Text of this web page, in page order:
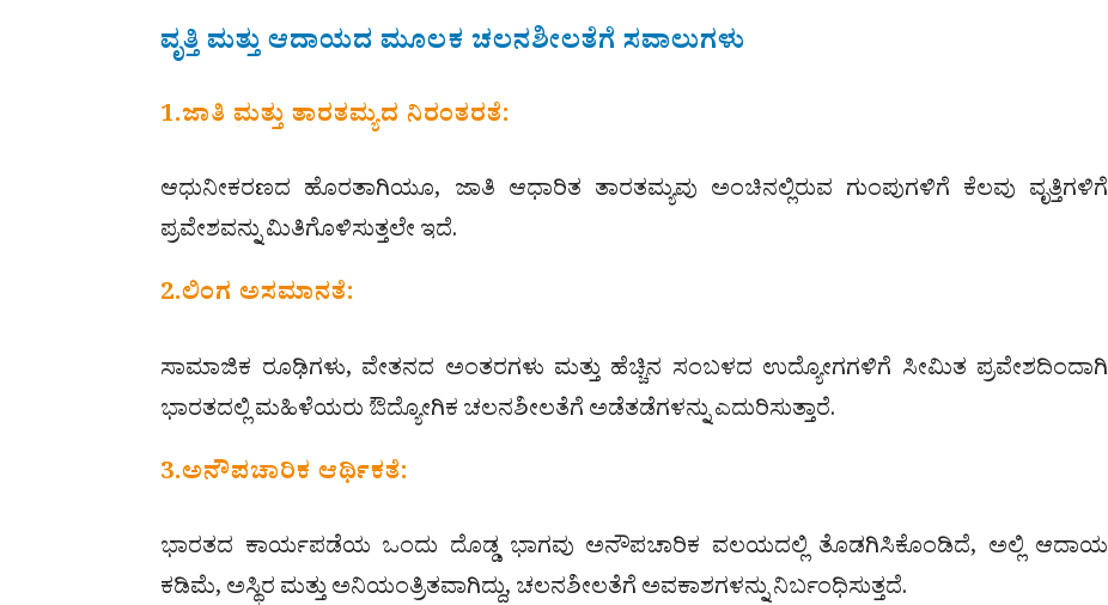
ವೃತ್ತಿ ಮತ್ತು ಆದಾಯದ ಮೂಲಕ ಚಲನಶೀಲತೆಗೆ ಸವಾಲುಗಳು
1.ಜಾತಿ ಮತ್ತು ತಾರತಮ್ಯದ ನಿರಂತರತೆ:
ಆಧುನೀಕರಣದ ಹೊರತಾಗಿಯೂ, ಜಾತಿ ಆಧಾರಿತ ತಾರತಮ್ಯವು ಅಂಚಿನಲ್ಲಿರುವ ಗುಂಪುಗಳಿಗೆ ಕೆಲವು ವೃತ್ತಿಗಳಿಗೆ
ಪ್ರವೇಶವನ್ನು ಮಿತಿಗೊಳಿಸುತ್ತಲೇ ಇದೆ.
2.ಲಿಂಗ ಅಸಮಾನತೆ:
ಸಾಮಾಜಿಕ ರೂಢಿಗಳು, ವೇತನದ ಅಂತರಗಳು ಮತ್ತು ಹೆಚ್ಚಿನ ಸಂಬಳದ ಉದ್ಯೋಗಗಳಿಗೆ ಸೀಮಿತ ಪ್ರವೇಶದಿಂದಾಗಿ
ಭಾರತದಲ್ಲಿ ಮಹಿಳೆಯರು ಔದ್ಯೋಗಿಕ ಚಲನಶೀಲತೆಗೆ ಅಡೆತಡೆಗಳನ್ನು ಎದುರಿಸುತ್ತಾರೆ.
3.ಅನೌಪಚಾರಿಕ ಆರ್ಥಿಕತೆ:
ಭಾರತದ ಕಾರ್ಯಪಡೆಯ ಒಂದು ದೊಡ್ಡ ಭಾಗವು ಅನೌಪಚಾರಿಕ ವಲಯದಲ್ಲಿ ತೊಡಗಿಸಿಕೊಂಡಿದೆ, ಅಲ್ಲಿ ಆದಾಯ
ಕಡಿಮೆ, ಅಸ್ಥಿರ ಮತ್ತು ಅನಿಯಂತ್ರಿತವಾಗಿದ್ದು, ಚಲನಶೀಲತೆಗೆ ಅವಕಾಶಗಳನ್ನು ನಿರ್ಬಂಧಿಸುತ್ತದೆ.